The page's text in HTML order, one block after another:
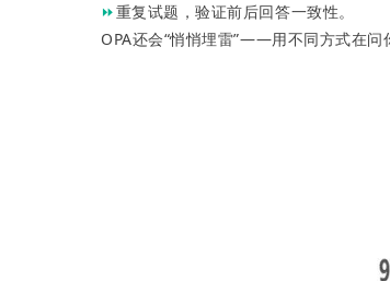
⏩重复试题，验证前后回答一致性。
OPA还会“悄悄埋雷”——用不同方式在问